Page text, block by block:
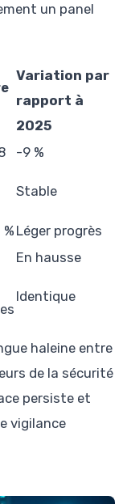
un panel
Variation par
rapport à
2025
-9 %
Stable
Léger progrès
En hausse
Identique
haleine entre
de la sécurité
persiste et
vigilance